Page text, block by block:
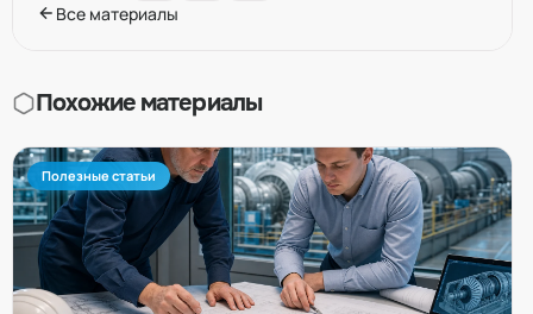
Все материалы
Похожие материалы
Полезные статьи